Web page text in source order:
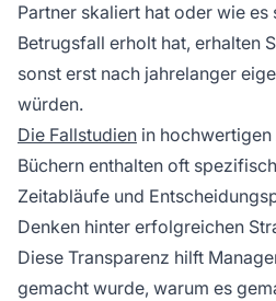
Partner skaliert hat oder wie es
Betrugsfall erholt hat, erhalten
sonst erst nach jahrelanger
würden.
Die Fallstudien in
Büchern enthalten oft
Zeitabläufe und
Denken hinter erfolgreichen
Diese Transparenz hilft
gemacht wurde, warum es